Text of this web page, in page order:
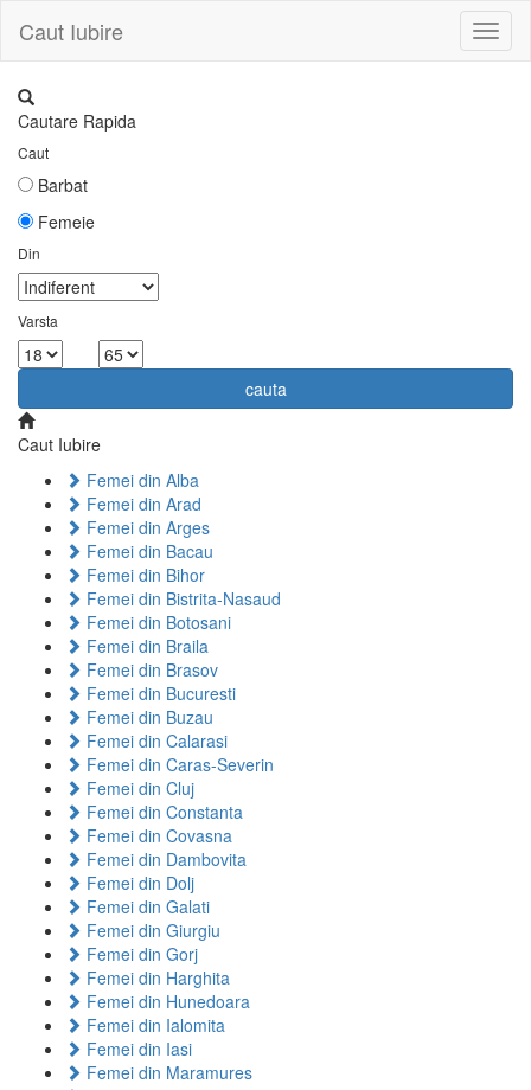
Caut Iubire
Cautare Rapida
Caut
Barbat
Femeie
Din
Varsta
cauta
Caut Iubire
Femei din Alba
Femei din Arad
Femei din Arges
Femei din Bacau
Femei din Bihor
Femei din Bistrita-Nasaud
Femei din Botosani
Femei din Braila
Femei din Brasov
Femei din Bucuresti
Femei din Buzau
Femei din Calarasi
Femei din Caras-Severin
Femei din Cluj
Femei din Constanta
Femei din Covasna
Femei din Dambovita
Femei din Dolj
Femei din Galati
Femei din Giurgiu
Femei din Gorj
Femei din Harghita
Femei din Hunedoara
Femei din Ialomita
Femei din Iasi
Femei din Maramures